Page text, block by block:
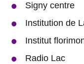
Signy centre
Institution de
Institut
Radio Lac